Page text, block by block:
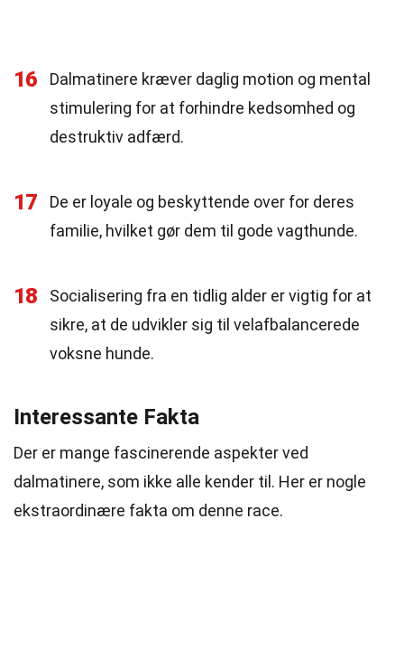
16
Dalmatinere kræver daglig motion og mental
stimulering for at forhindre kedsomhed og
destruktiv adfærd.
17
De er loyale og beskyttende over for deres
familie, hvilket gør dem til gode vagthunde.
18
Socialisering fra en tidlig alder er vigtig for at
sikre, at de udvikler sig til velafbalancerede
voksne hunde.
Interessante Fakta
Der er mange fascinerende aspekter ved
dalmatinere, som ikke alle kender til. Her er nogle
ekstraordinære fakta om denne race.